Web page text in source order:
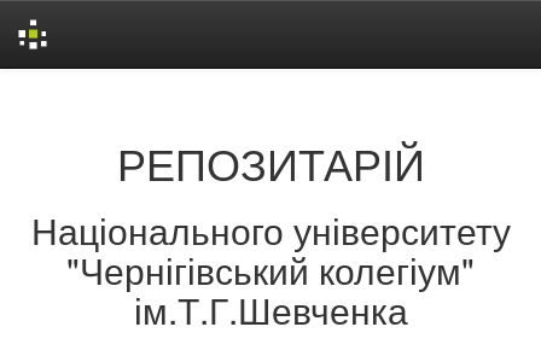
РЕПОЗИТАРІЙ
Національного університету
"Чернігівський колегіум"
ім.Т.Г.Шевченка